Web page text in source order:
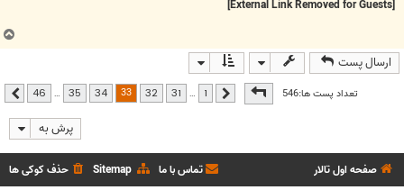
ب
ا
ارسال پست
تعداد پست ها:546
صفحه33 از46 قبلی …
31
32
33
34
35
…
46 بعدی
پرش به
صفحه اول تالار حذف کوکی ها Sitemap تماس با ما